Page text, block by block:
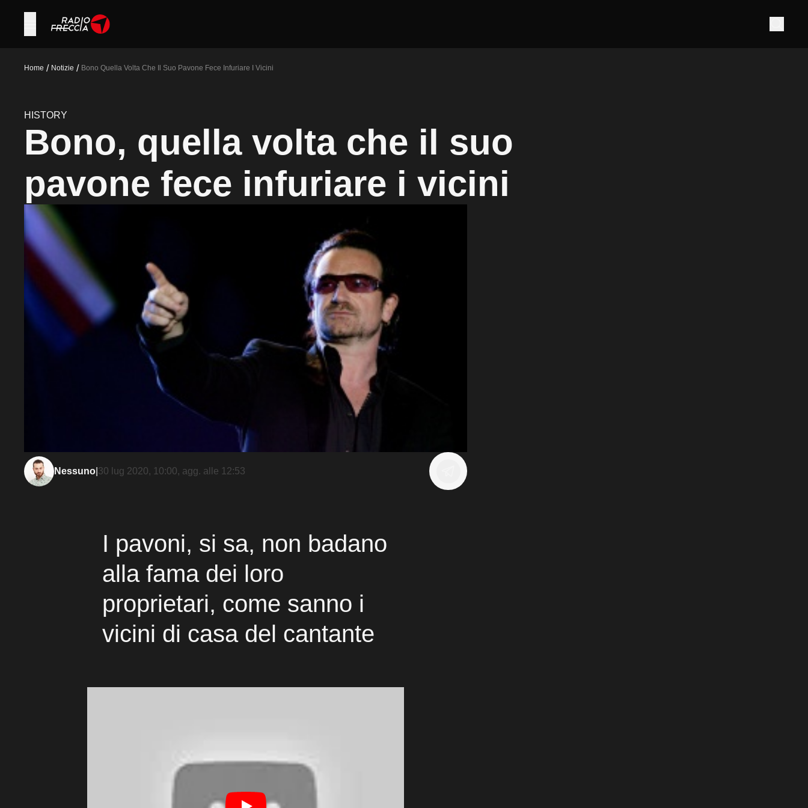
Home / Notizie / Bono Quella Volta Che Il Suo Pavone Fece Infuriare I Vicini
HISTORY
Bono, quella volta che il suo
pavone fece infuriare i vicini
Nessuno 30 lug 2020, 10:00, agg. alle 12:53
I pavoni, si sa, non badano
alla fama dei loro
proprietari, come sanno i
vicini di casa del cantante